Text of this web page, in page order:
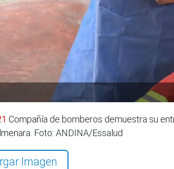
Compañía de bomberos demuestra su
Foto: ANDINA/Essalud
Imagen